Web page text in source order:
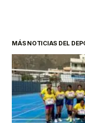
MÁS NOTICIAS DEL